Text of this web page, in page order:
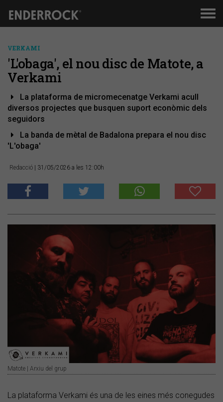
VERKAMI
'L'obaga', el nou disc de Matote, a
Verkami
La plataforma de micromecenatge Verkami acull
diversos projectes que busquen suport econòmic dels
seguidors
La banda de mètal de Badalona prepara el nou disc
'L'obaga'
Redacció | 31/05/2026 a les 12:00h
Matote | Arxiu del grup
La plataforma Verkami és una de les eines més conegudes